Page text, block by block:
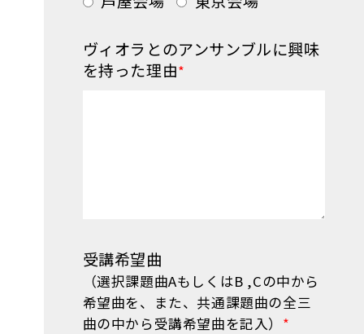
ヴィオラとのアンサンブルに興味
を持った理由*
受講希望曲
（選択課題曲AもしくはB ,Cの中から
希望曲を、また、共通課題曲の全三
曲の中から受講希望曲を記入） *